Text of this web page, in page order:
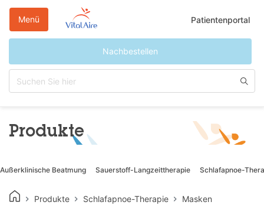
Patientenportal
Nachbestellen
Menü
Produkte
Außerklinische Beatmung Sauerstoff-Langzeittherapie Schlafapnoe-
Produkte Schlafapnoe-Therapie
Masken